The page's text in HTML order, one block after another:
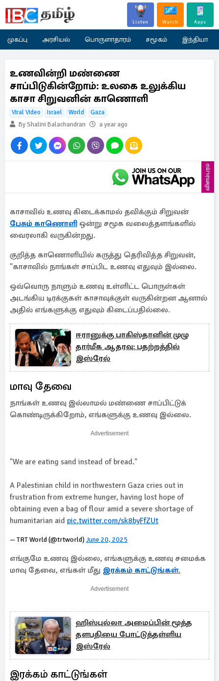
Listen Watch Apps
முகப்பு அரசியல் பொருளாதாரம் சமூகம் இந்தியா
உணவின்றி மண்ணை
சாப்பிடுகின்றோம்: உலகை உலுக்கிய
காசா சிறுவனின் காணொளி
Viral Video Israel World
Gaza
By Shalini Balachandran
a year ago
விளம்பரம்
காசாவில் உணவு கிடைக்காமல் தவிக்கும் சிறுவன்
பேசும் காணொளி ஒன்று சமூக வலைத்தளங்களில்
வைரலாகி வருகின்றது.
குறித்த காணொளியில் கருத்து தெரிவித்த சிறுவன்,
"காசாவில் நாங்கள் சாப்பிட உணவு எதுவும் இல்லை.
ஒவ்வொரு நாளும் உணவு உள்ளிட்ட பொருள்கள்
அடங்கிய டிரக்குகள் காசாவுக்குள் வருகின்றன ஆனால்
அதில் எங்களுக்கு எதுவும் கிடைப்பதில்லை.
ஈரானுக்கு பாகிஸ்தானின் முழு
தார்மீக ஆதரவு: பதற்றத்தில்
இஸ்ரேல்
மாவு தேவை
நாங்கள் உணவு இல்லாமல் மண்ணை சாப்பிட்டுக்
கொண்டிருக்கிறோம், எங்களுக்கு உணவு இல்லை.
Advertisement
"We are eating sand instead of bread."
A Palestinian child in northwestern Gaza cries out in
frustration from extreme hunger, having lost hope of
obtaining even a bag of flour amid a severe shortage of
humanitarian aid pic.twitter.com/sk8byFfZUt
— TRT World (@trtworld) June 20, 2025
எங்குமே உணவு இல்லை, எங்களுக்கு உணவு சமைக்க
மாவு தேவை, எங்கள் மீது இரக்கம் காட்டுங்கள்.
Advertisement
ஹிஸ்புல்லா அமைப்பின் மூத்த
தளபதியை போட்டுத்தள்ளிய
இஸ்ரேல்
இரக்கம் காட்டுங்கள்